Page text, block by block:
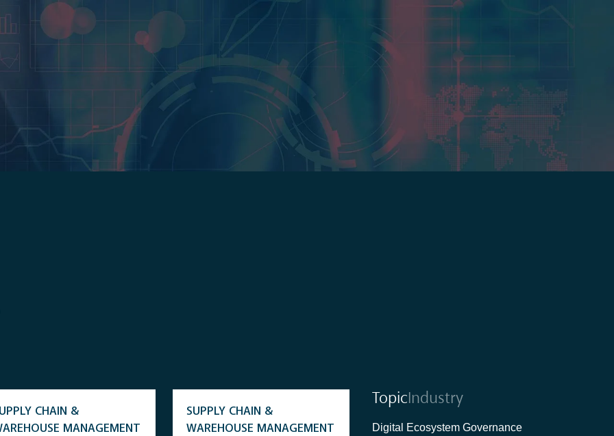
CHAIN &
MANAGEMENT
SUPPLY CHAIN &
WAREHOUSE MANAGEMENT
TopicIndustry
Digital Ecosystem Governance